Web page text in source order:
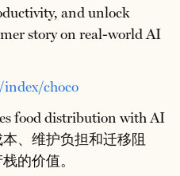
and unlock
story on real-world AI
choco
food distribution with AI
、维护负担和迁移阻
的价值。